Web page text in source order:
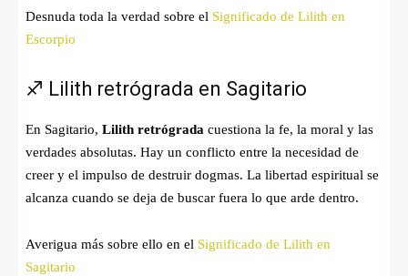
Desnuda toda la verdad sobre el Significado de Lilith en
Escorpio
♐ Lilith retrógrada en Sagitario
En Sagitario, Lilith retrógrada cuestiona la fe, la moral y las
verdades absolutas. Hay un conflicto entre la necesidad de
creer y el impulso de destruir dogmas. La libertad espiritual se
alcanza cuando se deja de buscar fuera lo que arde dentro.
Averigua más sobre ello en el Significado de Lilith en
Sagitario